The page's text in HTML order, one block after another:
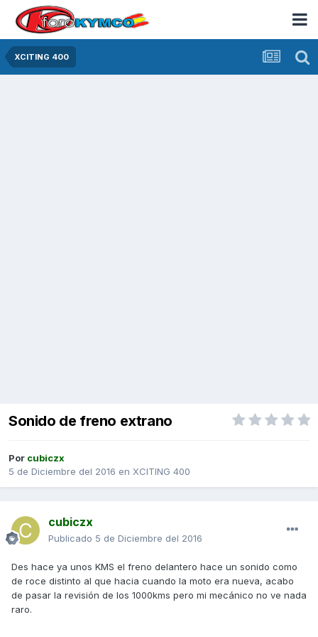
XCITING 400
Sonido de freno extrano
Por cubiczx
5 de Diciembre del 2016 en XCITING 400
cubiczx
Publicado 5 de Diciembre del 2016
Des hace ya unos KMS el freno delantero hace un sonido como
de roce distinto al que hacia cuando la moto era nueva, acabo
de pasar la revisión de los 1000kms pero mi mecánico no ve nada
raro.